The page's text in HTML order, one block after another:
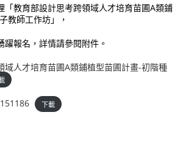
「教育部設計思考跨領域人才培育苗圃A類鋪
教師工作坊」，
報名，詳情請參閱附件。
域人才培育苗圃A類鋪植型苗圃計畫-初階種
下載